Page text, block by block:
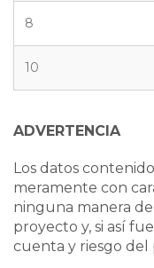
8
10
ADVERTENCIA
Los datos
meramente con
ninguna manera
proyecto y, si así
cuenta y riesgo del